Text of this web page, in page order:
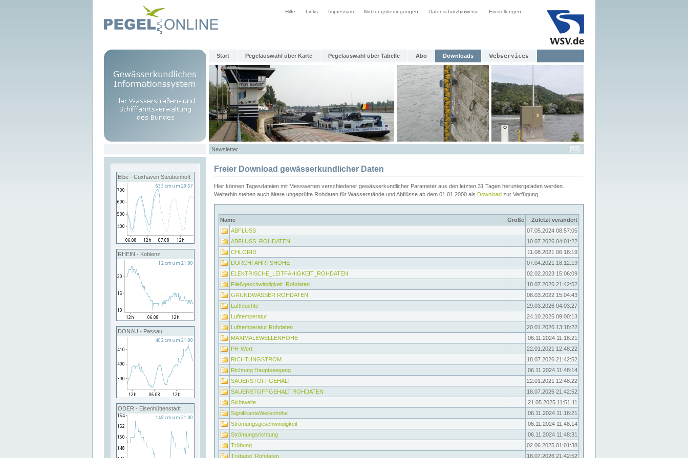
Hilfe Links Impressum Nutzungsbedingungen Datenschutzhinweise Einstellungen
Start Pegelauswahl über Karte Pegelauswahl über Tabelle Abo Downloads Webservices
Newsletter
Elbe - Cuxhaven Steubenhöft
RHEIN - Koblenz
DONAU - Passau
ODER - Eisenhüttenstadt
Freier Download gewässerkundlicher Daten
Hier können Tagesdateien mit Messwerten verschiedener gewässerkundlicher Parameter aus den letzten 31 Tagen heruntergeladen werden.
Weiterhin stehen auch ältere ungeprüfte Rohdaten für Wasserstände und Abflüsse ab dem 01.01.2000 als Download zur Verfügung.
Name Größe
Zuletzt verändert
ABFLUSS
07.05.2024 08:57:05
ABFLUSS_ROHDATEN
10.07.2026 04:01:22
CHLORID
11.08.2021 06:18:19
DURCHFAHRTSHÖHE
07.04.2021 18:12:19
ELEKTRISCHE_LEITFÄHIGKEIT_ROHDATEN
02.02.2023 15:06:09
Fließgeschwindigkeit_Rohdaten
18.07.2026 21:42:52
GRUNDWASSER ROHDATEN
08.03.2022 15:04:43
Luftfeuchte
29.03.2026 04:03:27
Lufttemperatur
24.10.2025 09:00:13
Lufttemperatur Rohdaten
20.01.2026 13:18:22
MAXIMALEWELLENHÖHE
06.11.2024 11:18:21
PH-Wert
22.01.2021 12:48:22
RICHTUNGSTROM
18.07.2026 21:42:52
Richtung Hauptseegang
06.11.2024 11:48:14
SAUERSTOFFGEHALT
22.01.2021 12:48:22
SAUERSTOFFGEHALT ROHDATEN
18.07.2026 21:42:52
Sichtweite
21.05.2025 11:51:11
SignifikanteWellenhöhe
06.11.2024 11:18:21
Strömungsgeschwindigkeit
06.11.2024 11:48:14
Strömungsrichtung
06.11.2024 11:48:31
Trübung
02.06.2025 01:01:38
Trübung_Rohdaten
18.07.2026 21:42:52